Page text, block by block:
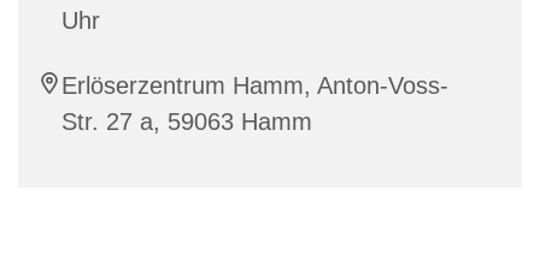
Uhr
Erlöserzentrum Hamm, Anton-Voss-
Str. 27 a, 59063 Hamm